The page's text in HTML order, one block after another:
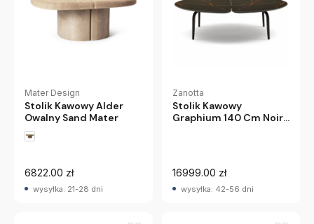
Mater Design
Stolik Kawowy Alder
Owalny Sand Mater
6822.00 zł
wysyłka: 21-28 dni
Zanotta
Stolik Kawowy
Graphium 140 Cm Noir
16999.00 zł
wysyłka: 42-56 dni